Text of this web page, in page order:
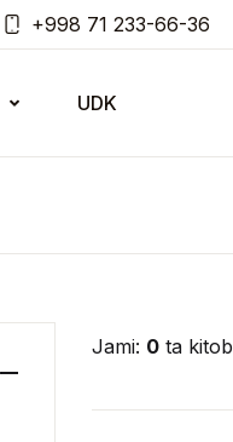
+998 71 233-66-36
UDK
Jami: 0ta kitob